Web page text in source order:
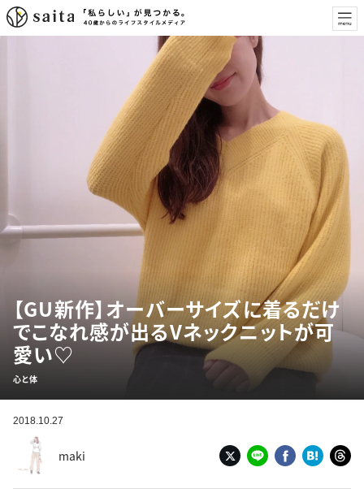
【GU新作】オーバーサイズに着るだけ
でこなれ感が出るVネックニットが可
愛い♡
心と体
2018.10.27
maki